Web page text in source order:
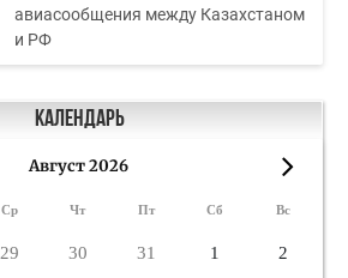
авиасообщения между Казахстаном
и РФ
Календарь
Август 2026
Ср Чт Пт Сб Вс
29 30 31 1 2